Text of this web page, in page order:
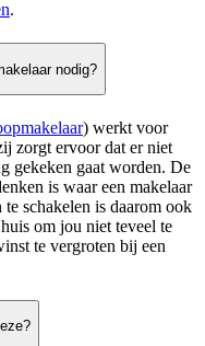
.
nodig?
) werkt voor
zorgt ervoor dat er niet
gekeken gaat worden. De
is waar een makelaar
schakelen is daarom ook
om jou niet teveel te
te vergroten bij een